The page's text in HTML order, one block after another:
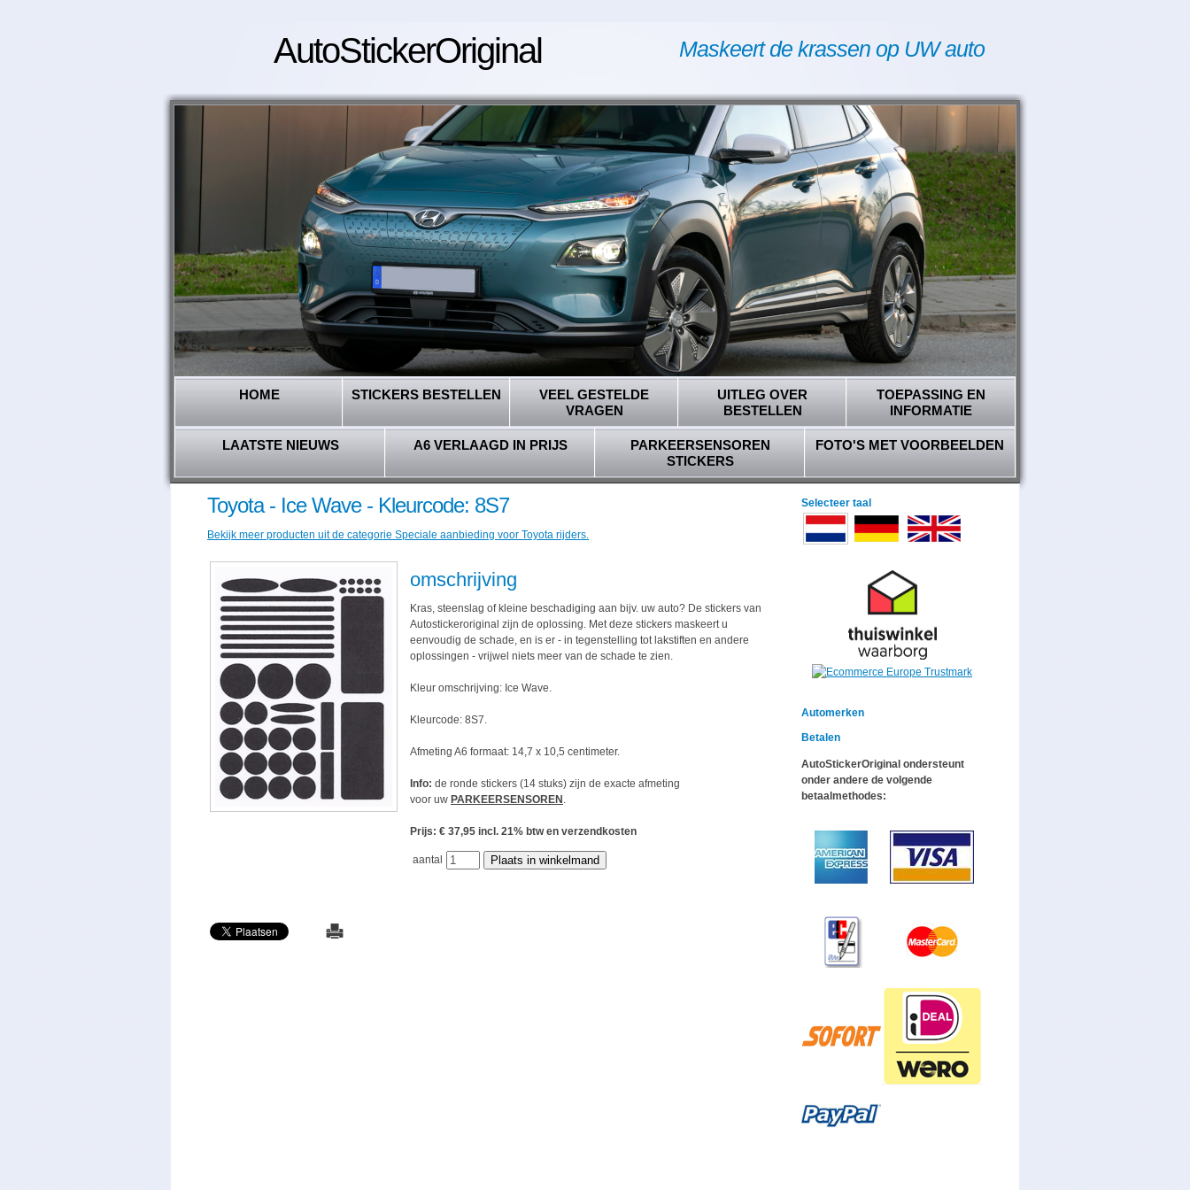
AutoStickerOriginal Maskeert de krassen op UW auto
HOME STICKERS BESTELLEN
VEEL GESTELDE
VRAGEN
UITLEG OVER
BESTELLEN
TOEPASSING EN
INFORMATIE
LAATSTE NIEUWS A6 VERLAAGD IN PRIJS
PARKEERSENSOREN
STICKERS
FOTO'S MET VOORBEELDEN
Toyota - Ice Wave - Kleurcode: 8S7
Bekijk meer producten uit de categorie Speciale aanbieding voor Toyota rijders.
omschrijving
Kras, steenslag of kleine beschadiging aan bijv. uw auto? De stickers van
Autostickeroriginal zijn de oplossing. Met deze stickers maskeert u
eenvoudig de schade, en is er - in tegenstelling tot lakstiften en andere
oplossingen - vrijwel niets meer van de schade te zien.
Kleur omschrijving: Ice Wave.
Kleurcode: 8S7.
Afmeting A6 formaat: 14,7 x 10,5 centimeter.
Info: de ronde stickers (14 stuks) zijn de exacte afmeting
voor uw PARKEERSENSOREN .
Prijs: € 37,95 incl. 21% btw en verzendkosten
aantal
Selecteer taal
Automerken
Betalen
AutoStickerOriginal ondersteunt
onder andere de volgende
betaalmethodes: